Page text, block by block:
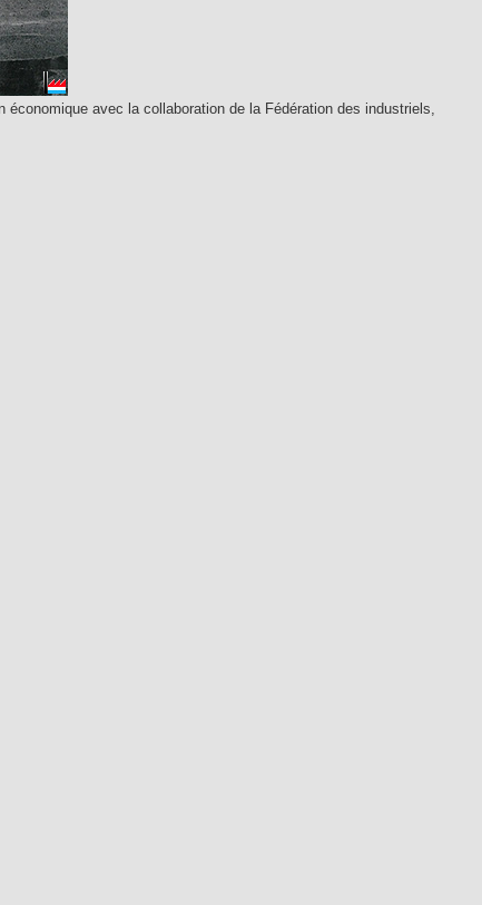
économique avec la collaboration de la Fédération des industriels,